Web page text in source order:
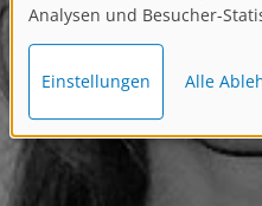
Einstellungen